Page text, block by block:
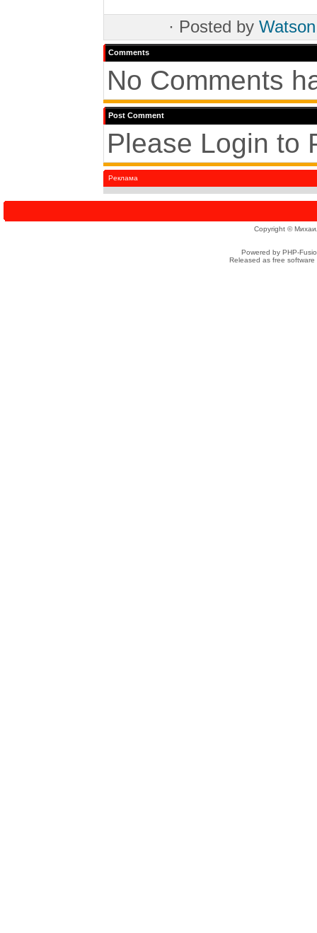
· Posted by Watson
Comments
No Comments
Post Comment
Please Login to
Реклама
Copyright ©
Powered by PHP-
Released as free